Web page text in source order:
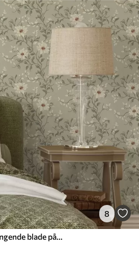
8
Hvide blomster med slyngende blade på lys baggrund